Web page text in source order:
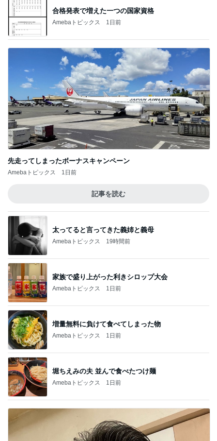
合格発表で増えた一つの国家資格
Amebaトピックス 1日前
先走ってしまったボーナスキャンペーン
Amebaトピックス 1日前
記事を読む
太ってると言ってきた義姉と義母
Amebaトピックス 19時間前
家族で盛り上がった利きシロップ大会
Amebaトピックス 1日前
増量無料に負けて食べてしまった物
Amebaトピックス 1日前
堀ちえみの夫 並んで食べたつけ麺
Amebaトピックス 1日前